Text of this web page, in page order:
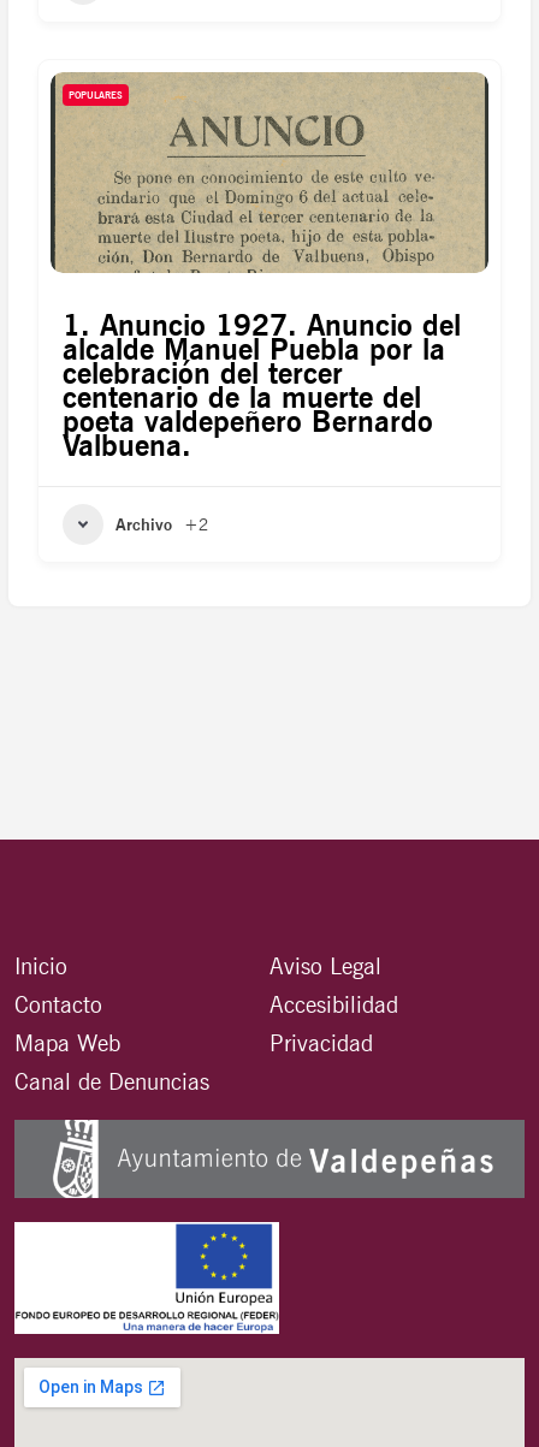
POPULARES
1. Anuncio 1927. Anuncio del
alcalde Manuel Puebla por la
celebración del tercer
centenario de la muerte del
poeta valdepeñero Bernardo
Valbuena.
Archivo +2
Inicio
Contacto
Mapa Web
Canal de Denuncias
Aviso Legal
Accesibilidad
Privacidad